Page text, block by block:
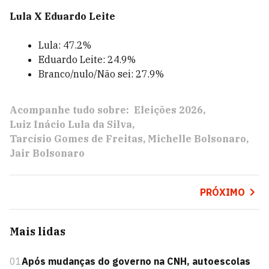
Lula X Eduardo Leite
Lula: 47.2%
Eduardo Leite: 24.9%
Branco/nulo/Não sei: 27.9%
Acompanhe tudo sobre: Eleições 2026
Luiz Inácio Lula da Silva
Tarcísio Gomes de Freitas Michelle Bolsonaro
Jair Bolsonaro
PRÓXIMO
Mais lidas
01Após mudanças do governo na CNH, autoescolas